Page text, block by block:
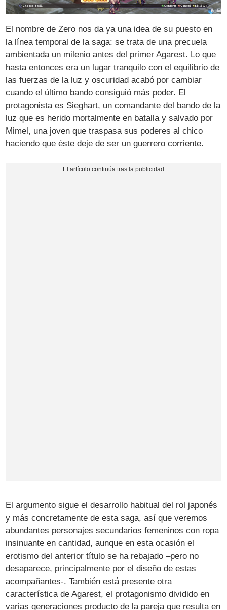
El nombre de Zero nos da ya una idea de su puesto en
la línea temporal de la saga: se trata de una precuela
ambientada un milenio antes del primer Agarest. Lo que
hasta entonces era un lugar tranquilo con el equilibrio de
las fuerzas de la luz y oscuridad acabó por cambiar
cuando el último bando consiguió más poder. El
protagonista es Sieghart, un comandante del bando de la
luz que es herido mortalmente en batalla y salvado por
Mimel, una joven que traspasa sus poderes al chico
haciendo que éste deje de ser un guerrero corriente.
El argumento sigue el desarrollo habitual del rol japonés
y más concretamente de esta saga, así que veremos
abundantes personajes secundarios femeninos con ropa
insinuante en cantidad, aunque en esta ocasión el
erotismo del anterior título se ha rebajado –pero no
desaparece, principalmente por el diseño de estas
acompañantes-. También está presente otra
característica de Agarest, el protagonismo dividido en
varias generaciones producto de la pareja que resulta en